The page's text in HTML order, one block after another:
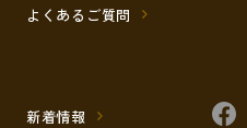
よくあるご質問
新着情報